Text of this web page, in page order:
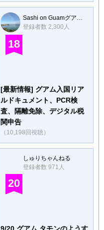
Sashi on Guamグアムのサシ
登録者数 2,300人
18
[最新情報] グアム入国リア
ルドキュメント、PCR検
査、隔離免除、デジタル税
関申告
（10,198回視聴）
しゅりちゃんねる
登録者数 971人
20